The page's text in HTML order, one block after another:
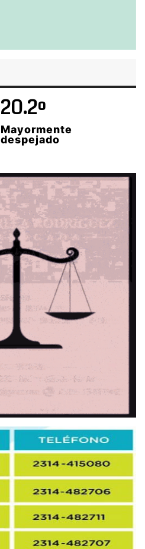
20.2º
Mayormente
despejado